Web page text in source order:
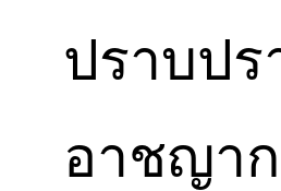
ปราบปร
อาชญาก